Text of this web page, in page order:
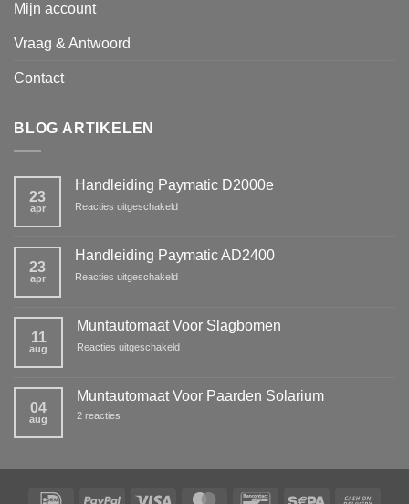
Mijn account
Vraag & Antwoord
Contact
BLOG ARTIKELEN
23
apr
Handleiding Paymatic D2000e
Reacties uitgeschakeldvoor
D2000e
23
apr
Handleiding Paymatic AD2400
Reacties uitgeschakeldvoor
AD2400
11
aug
Muntautomaat Voor Slagbomen
Reacties uitgeschakeldvoor
Slagbomen
04
aug
Muntautomaat Voor Paarden Solarium
2 reacties
IDeal PayPal Visa MasterCardBancontactSepa